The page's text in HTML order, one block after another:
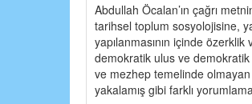
Abdullah Öcalan’ın çağrı
tarihsel toplum sosyolojisine,
yapılanmasının içinde
demokratik ulus ve
ve mezhep temelinde
yakalamış gibi farklı